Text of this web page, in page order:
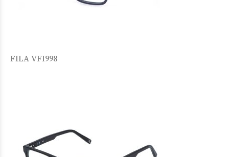
FILA VFI998